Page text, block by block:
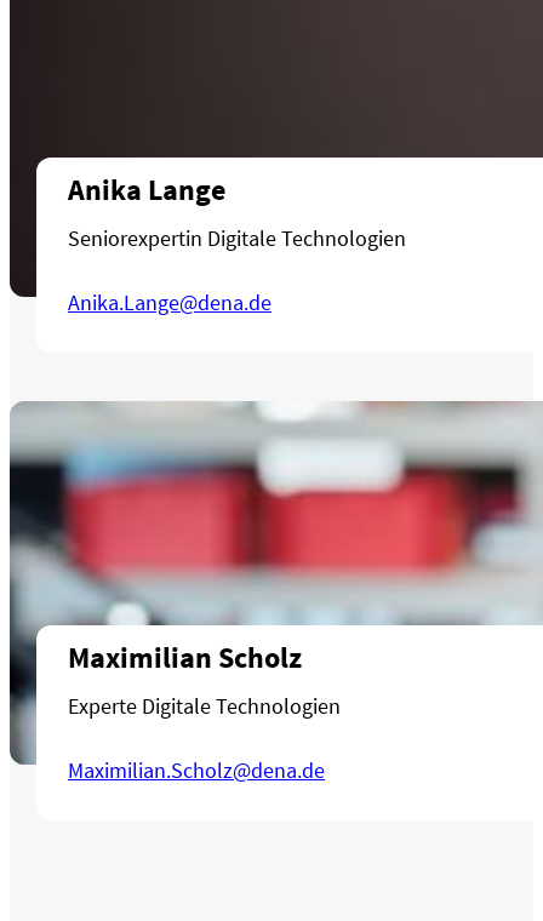
Anika Lange
Seniorexpertin Digitale Technologien
Anika.Lange@dena.de
Maximilian Scholz
Experte Digitale Technologien
Maximilian.Scholz@dena.de